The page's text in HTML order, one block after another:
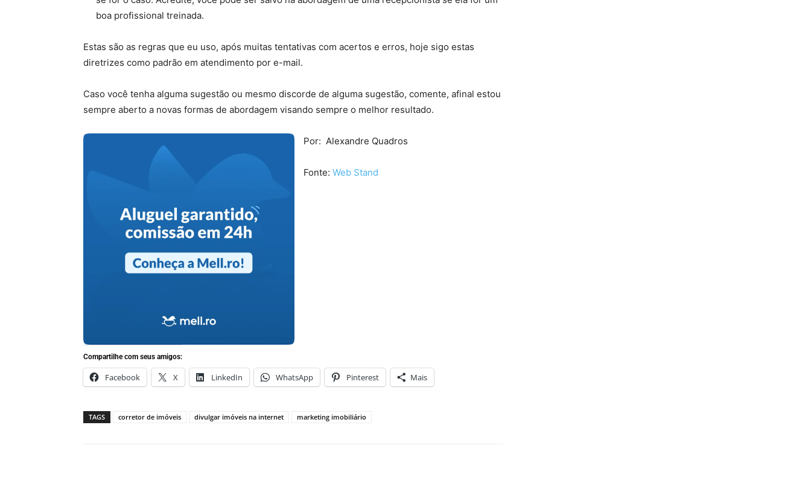
boa profissional treinada.
Estas são as regras que eu uso, após muitas tentativas com acertos e erros, hoje sigo estas
diretrizes como padrão em atendimento por e-mail.
Caso você tenha alguma sugestão ou mesmo discorde de alguma sugestão, comente, afinal estou
sempre aberto a novas formas de abordagem visando sempre o melhor resultado.
Por: Alexandre Quadros
Fonte: Web Stand
Compartilhe com seus amigos:
Facebook X LinkedIn WhatsApp Pinterest Mais
TAGS corretor de imóveis divulgar imóveis na internet marketing imobiliário